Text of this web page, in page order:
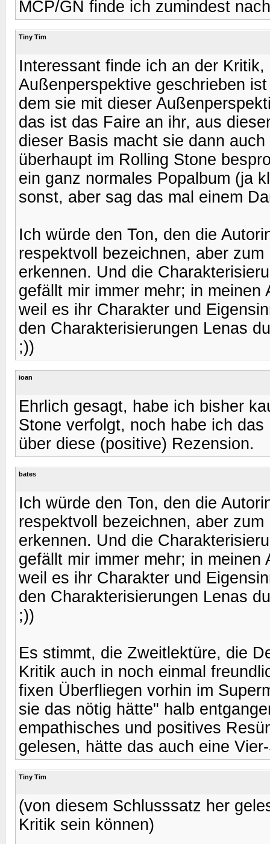
MCP/GN finde ich zumindest
Tiny Tim
Interessant finde ich an der
Außenperspektive geschrieben
dem sie mit dieser
das ist das Faire an ihr, aus
dieser Basis macht sie dann
überhaupt im Rolling Stone
ein ganz normales Popalbum (ja
sonst, aber sag das mal einem
Ich würde den Ton, den die
respektvoll bezeichnen, aber
erkennen. Und die
gefällt mir immer mehr; in
weil es ihr Charakter und
den Charakterisierungen Lenas
;))
ioan
Ehrlich gesagt, habe ich bisher
Stone verfolgt, noch habe ich
über diese (positive) Rezension.
bates
Ich würde den Ton, den die
respektvoll bezeichnen, aber
erkennen. Und die
gefällt mir immer mehr; in
weil es ihr Charakter und
den Charakterisierungen Lenas
;))
Es stimmt, die Zweitlektüre, die
Kritik auch in noch einmal
fixen Überfliegen vorhin im
sie das nötig hätte" halb
empathisches und positives
gelesen, hätte das auch eine
Tiny Tim
(von diesem Schlusssatz her
Kritik sein können)